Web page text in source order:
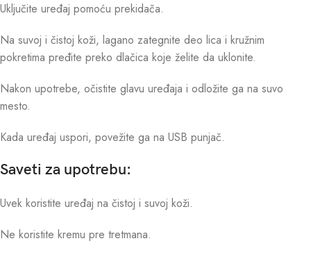
Uključite uređaj pomoću prekidača.
Na suvoj i čistoj koži, lagano zategnite deo lica i kružnim
pokretima pređite preko dlačica koje želite da uklonite.
Nakon upotrebe, očistite glavu uređaja i odložite ga na suvo
mesto.
Kada uređaj uspori, povežite ga na USB punjač.
Saveti za upotrebu:
Uvek koristite uređaj na čistoj i suvoj koži.
Ne koristite kremu pre tretmana.